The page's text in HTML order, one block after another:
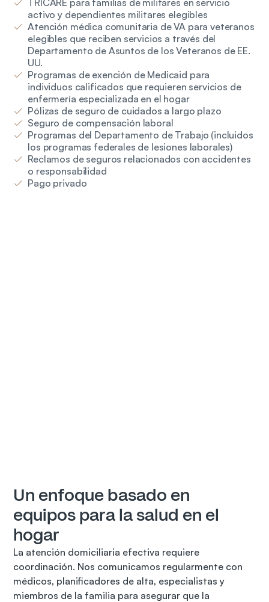
TRICARE para familias de militares en servicio
activo y dependientes militares elegibles
Atención médica comunitaria de VA para veteranos
elegibles que reciben servicios a través del
Departamento de Asuntos de los Veteranos de EE.
UU.
Programas de exención de Medicaid para
individuos calificados que requieren servicios de
enfermería especializada en el hogar
Pólizas de seguro de cuidados a largo plazo
Seguro de compensación laboral
Programas del Departamento de Trabajo (incluidos
los programas federales de lesiones laborales)
Reclamos de seguros relacionados con accidentes
o responsabilidad
Pago privado
Un enfoque basado en
equipos para la salud en el
hogar
La atención domiciliaria efectiva requiere
coordinación. Nos comunicamos regularmente con
médicos, planificadores de alta, especialistas y
miembros de la familia para asegurar que la